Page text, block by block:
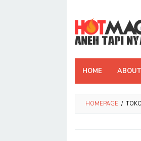
content
HOME ABOUT
HOMEPAGE /